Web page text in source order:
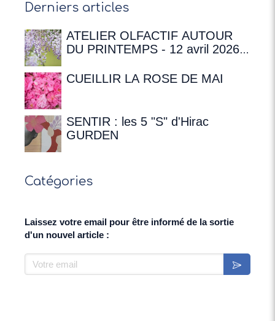
Derniers articles
ATELIER OLFACTIF AUTOUR
DU PRINTEMPS - 12 avril 2026 à
Chateaubriand
CUEILLIR LA ROSE DE MAI
SENTIR : les 5 "S" d'Hirac
GURDEN
Catégories
Laissez votre email pour être informé de la sortie
d'un nouvel article :
Votre email